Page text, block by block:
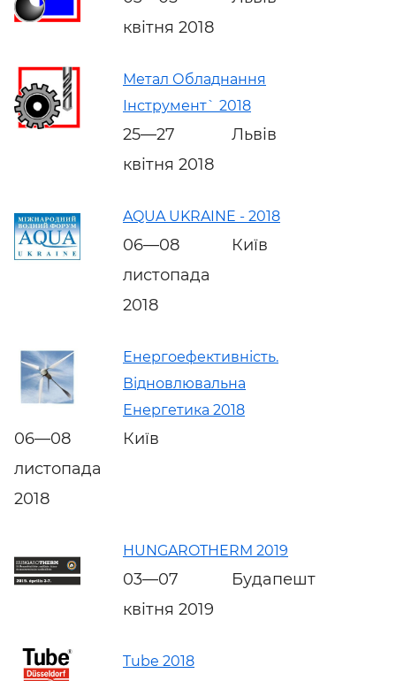
квітня 2018
Метал Обладнання
Інструмент` 2018
25—27
квітня 2018
Львів
AQUA UKRAINE - 2018
06—08
листопада
2018
Київ
Енергоефективність.
Відновлювальна
Енергетика 2018
06—08
листопада
2018
Київ
HUNGAROTHERM 2019
03—07
квітня 2019
Будапешт
Tube 2018